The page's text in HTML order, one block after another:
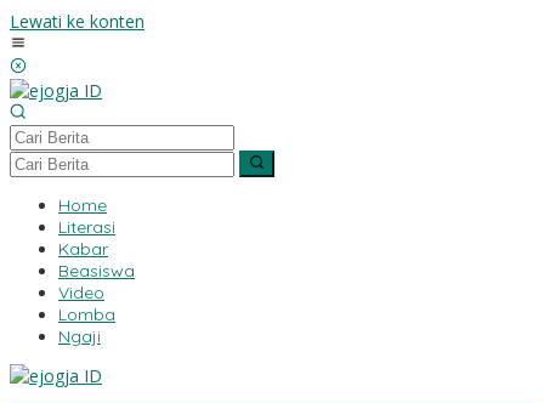
Lewati ke konten
Home
Literasi
Kabar
Beasiswa
Video
Lomba
Ngaji